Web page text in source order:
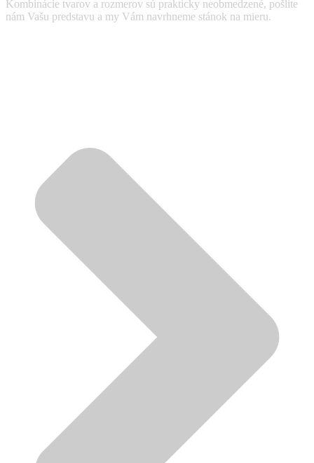
Kombinácie tvarov a rozmerov sú prakticky neobmedzené, pošlite
nám Vašu predstavu a my Vám navrhneme stánok na mieru.